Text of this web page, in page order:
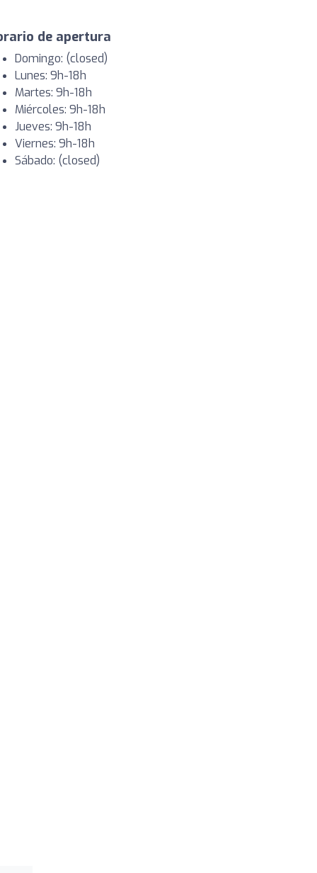
de apertura
Domingo: (closed)
Lunes: 9h-18h
Martes: 9h-18h
Miércoles: 9h-18h
Jueves: 9h-18h
Viernes: 9h-18h
Sábado: (closed)